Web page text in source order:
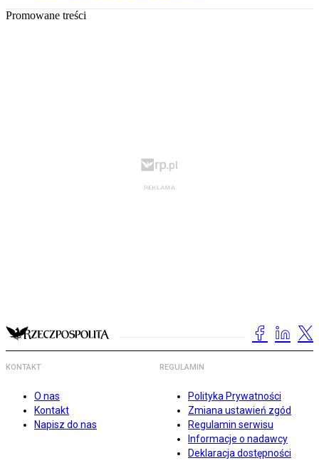
Promowane treści
KONTAKT
O nas
Kontakt
Napisz do nas
REGULAMIN
Polityka Prywatności
Zmiana ustawień zgód
Regulamin serwisu
Informacje o nadawcy
Deklaracja dostępności